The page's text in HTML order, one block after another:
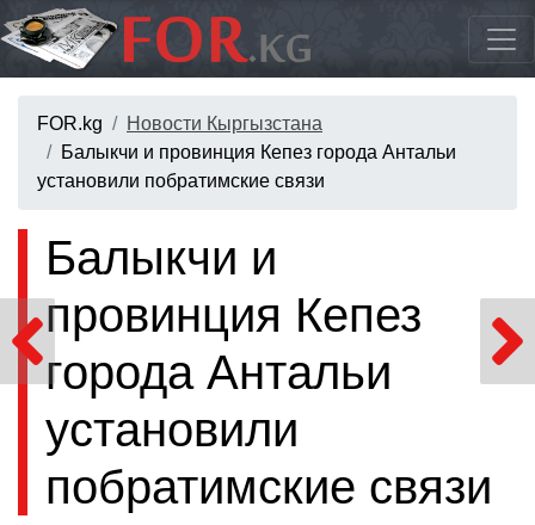
FOR.kg
Новости Кыргызстана
Балыкчи и провинция Кепез города Антальи
установили побратимские связи
Балыкчи и
провинция Кепез
города Антальи
установили
побратимские связи